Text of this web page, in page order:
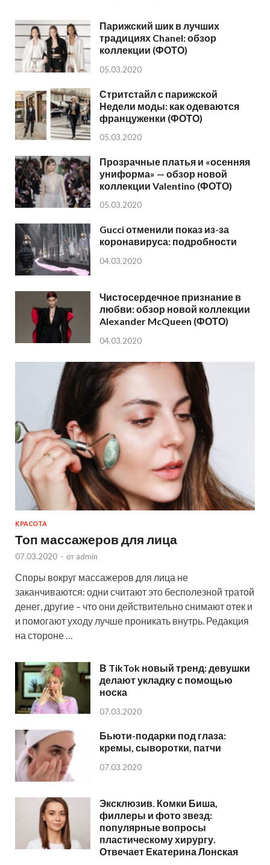
Парижский шик в лучших
традициях Chanel: обзор
коллекции (ФОТО)
05.03.2020
Стритстайл с парижской
Недели моды: как одеваются
француженки (ФОТО)
05.03.2020
Прозрачные платья и «осенняя
униформа» — обзор новой
коллекции Valentino (ФОТО)
05.03.2020
Gucci отменили показ из-за
коронавируса: подробности
04.03.2020
Чистосердечное признание в
любви: обзор новой коллекции
Alexander McQueen (ФОТО)
04.03.2020
КРАСОТА
Топ массажеров для лица
07.03.2020 - от admin
Споры вокруг массажеров для лица не
заканчиваются: одни считают это бесполезной тратой
денег, другие – что они действительно снимают отек и
и помогают уходу лучше проникать внутрь. Редакция
на стороне …
В TikTok новый тренд: девушки
делают укладку с помощью
носка
07.03.2020
Бьюти-подарки под глаза:
кремы, сыворотки, патчи
07.03.2020
Эксклюзив. Комки Биша,
филлеры и фото звезд:
популярные вопросы
пластическому хирургу.
Отвечает Екатерина Лонская